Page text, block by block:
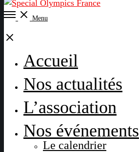
Open
Menu
Close
Accueil
Nos actualités
L’association
Nos événements
Le calendrier